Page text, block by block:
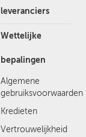
leveranciers
Wettelijke
bepalingen
Algemene
gebruiksvoorwaarden
Kredieten
Vertrouwelijkheid